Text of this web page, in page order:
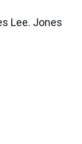
Lee. Jones